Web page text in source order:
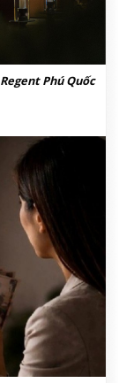
Phú Quốc